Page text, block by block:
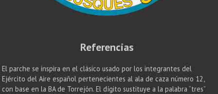
Referencias
El parche se inspira en el clásico usado por los integrantes del
Ejército del Aire español pertenecientes al ala de caza número 12,
con base en la BA de Torrejón. El dígito sustituye a la palabra “tres”